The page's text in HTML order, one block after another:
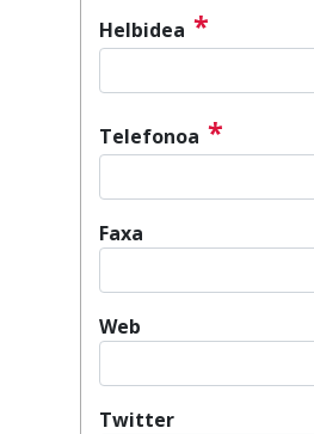
Helbidea *
Telefonoa *
Faxa
Web
Twitter